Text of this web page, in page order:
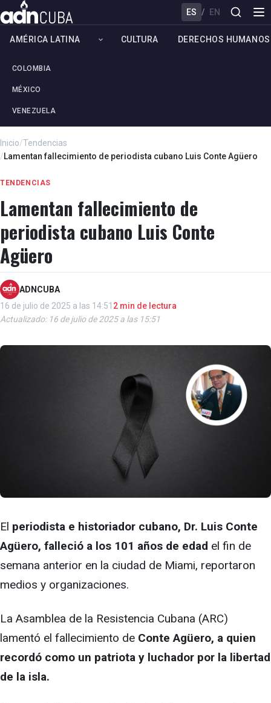
ES / EN
AMÉRICA LATINA
COLOMBIA
MÉXICO
VENEZUELA
CULTURA DERECHOS HUMANOS
Inicio/Tendencias
/Lamentan fallecimiento de periodista cubano Luis Conte Agüero
TENDENCIAS
Lamentan fallecimiento de
periodista cubano Luis Conte
Agüero
ADNCUBA
16 de julio de 2025 a las 14:51 2 min de lectura
Actualizado: 16 de julio de 2025 a las 15:51
El periodista e historiador cubano, Dr. Luis Conte
Agüero, falleció a los 101 años de edad el fin de
semana anterior en la ciudad de Miami, reportaron
medios y organizaciones.
La Asamblea de la Resistencia Cubana (ARC)
lamentó el fallecimiento de Conte Agüero, a quien
recordó como un patriota y luchador por la libertad
de la isla.